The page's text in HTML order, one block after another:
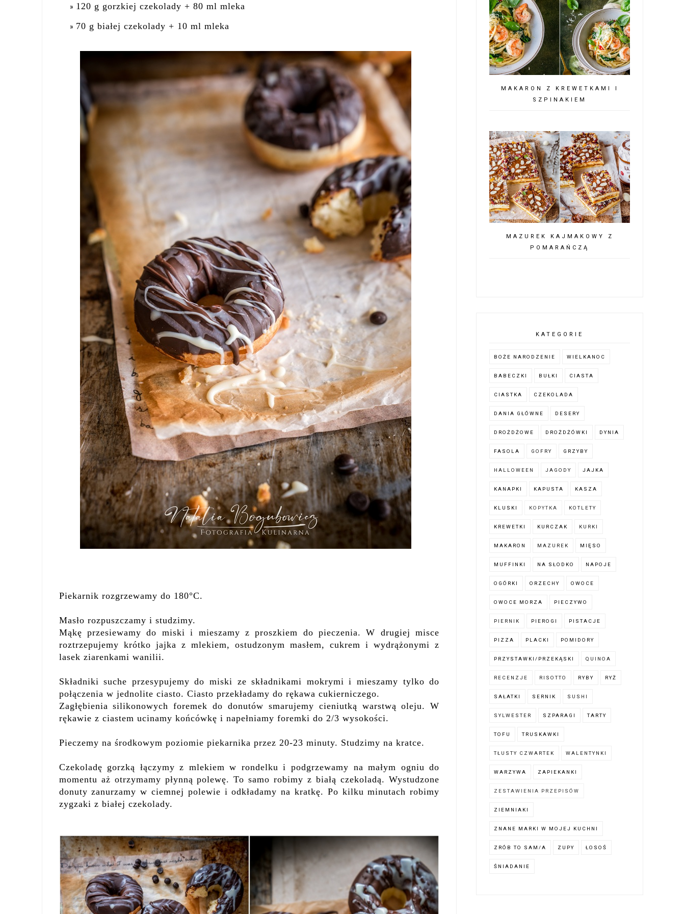
120 g gorzkiej czekolady + 80 ml mleka
70 g białej czekolady + 10 ml mleka
Piekarnik rozgrzewamy do 180°C.
Masło rozpuszczamy i studzimy.
Mąkę przesiewamy do miski i mieszamy z proszkiem do pieczenia. W drugiej misce
roztrzepujemy krótko jajka z mlekiem, ostudzonym masłem, cukrem i wydrążonymi z
lasek ziarenkami wanilii.
Składniki suche przesypujemy do miski ze składnikami mokrymi i mieszamy tylko do
połączenia w jednolite ciasto. Ciasto przekładamy do rękawa cukierniczego.
Zagłębienia silikonowych foremek do donutów smarujemy cieniutką warstwą oleju. W
rękawie z ciastem ucinamy końcówkę i napełniamy foremki do 2/3 wysokości.
Pieczemy na środkowym poziomie piekarnika przez 20-23 minuty. Studzimy na kratce.
Czekoladę gorzką łączymy z mlekiem w rondelku i podgrzewamy na małym ogniu do
momentu aż otrzymamy płynną polewę. To samo robimy z białą czekoladą. Wystudzone
donuty zanurzamy w ciemnej polewie i odkładamy na kratkę. Po kilku minutach robimy
zygzaki z białej czekolady.
MAKARON Z KREWETKAMI I
SZPINAKIEM
MAZUREK KAJMAKOWY Z
POMARAŃCZĄ
KATEGORIE
BOŻE NARODZENIE WIELKANOC
BABECZKI BUŁKI CIASTA
CIASTKA CZEKOLADA
DANIA GŁÓWNE DESERY
DROŻDŻOWE DROŻDŻÓWKI DYNIA
FASOLA GOFRY GRZYBY
HALLOWEEN JAGODY JAJKA
KANAPKI KAPUSTA KASZA
KLUSKI KOPYTKA KOTLETY
KREWETKI KURCZAK KURKI
MAKARON MAZUREK MIĘSO
MUFFINKI NA SŁODKO NAPOJE
OGÓRKI ORZECHY OWOCE
OWOCE MORZA PIECZYWO
PIERNIK PIEROGI PISTACJE
PIZZA PLACKI POMIDORY
PRZYSTAWKI/PRZEKĄSKI QUINOA
RECENZJE RISOTTO RYBY RYŻ
SAŁATKI SERNIK SUSHI
SYLWESTER SZPARAGI TARTY
TOFU TRUSKAWKI
TŁUSTY CZWARTEK WALENTYNKI
WARZYWA ZAPIEKANKI
ZESTAWIENIA PRZEPISÓW
ZIEMNIAKI
ZNANE MARKI W MOJEJ KUCHNI
ZRÓB TO SAM/A ZUPY ŁOSOŚ
ŚNIADANIE